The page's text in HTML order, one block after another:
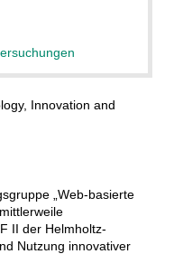
Innovation and
„Web-basierte
II der Helmholtz-
Nutzung innovativer